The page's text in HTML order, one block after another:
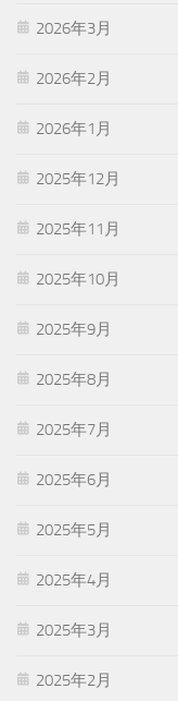
2026年3月
2026年2月
2026年1月
2025年12月
2025年11月
2025年10月
2025年9月
2025年8月
2025年7月
2025年6月
2025年5月
2025年4月
2025年3月
2025年2月